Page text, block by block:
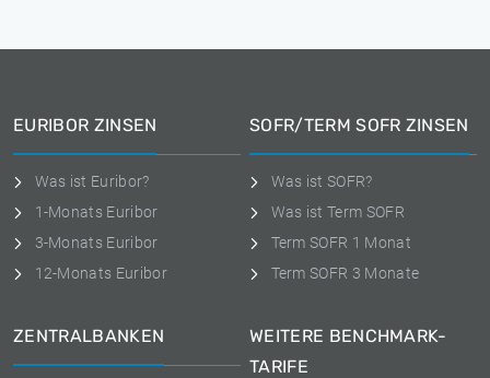
EURIBOR ZINSEN
Was ist Euribor?
1-Monats Euribor
3-Monats Euribor
12-Monats Euribor
SOFR/TERM SOFR ZINSEN
Was ist SOFR?
Was ist Term SOFR
Term SOFR 1 Monat
Term SOFR 3 Monate
ZENTRALBANKEN
WEITERE BENCHMARK-
TARIFE